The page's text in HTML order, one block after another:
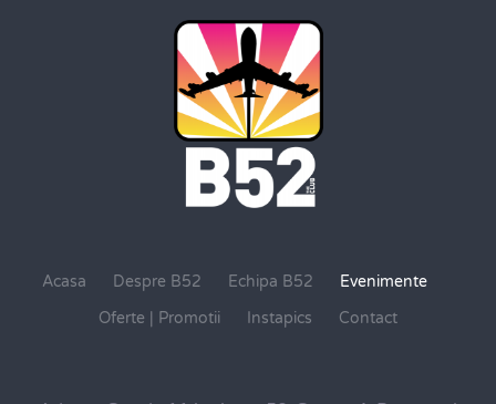
Acasa Despre B52 Echipa B52
Evenimente
Oferte | Promotii
Instapics Contact